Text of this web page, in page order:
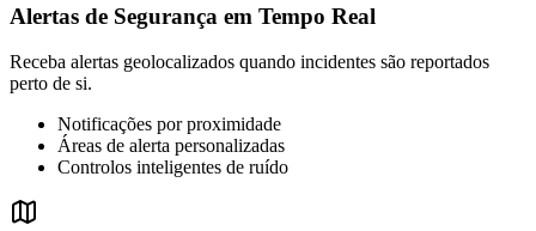
Alertas de Segurança em Tempo Real
Receba alertas geolocalizados quando incidentes são reportados
perto de si.
Notificações por proximidade
Áreas de alerta personalizadas
Controlos inteligentes de ruído